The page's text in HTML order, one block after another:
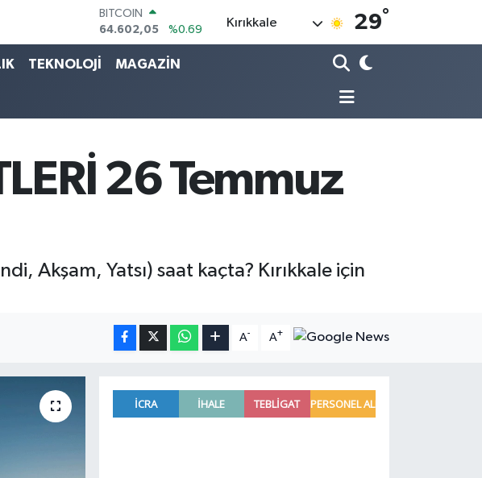
DOLAR
47,5986
%0.06
EURO
55,0700
%0.1
13.768
%48
Kırıkkale 29°
TEKNOLOJİ MAGAZİN
26 Temmuz
Akşam, Yatsı) saat kaçta? Kırıkkale için
A- A+